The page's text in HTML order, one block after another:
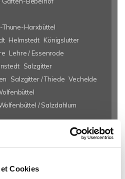
Cookies
Harxbüttel
Helmstedt Königslutter
Lehre / Essenrode
Salzgitter
Salzgitter / Thiede Vechelde
/ Salzdahlum
Braunschweig